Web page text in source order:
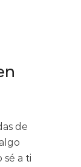
de
sé a ti